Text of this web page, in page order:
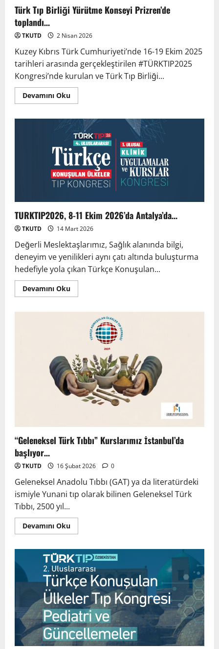
Türk Tıp Birliği Yürütme Konseyi Prizren’de
toplandı…
TKUTD 2 Nisan 2026
Kuzey Kıbrıs Türk Cumhuriyeti’nde 16-19 Ekim 2025
tarihleri arasında gerçekleştirilen #TÜRKTIP2025
Kongresi’nde kurulan ve Türk Tıp Birliği...
Devamını Oku
TURKTIP2026, 8-11 Ekim 2026’da Antalya’da…
TKUTD 14 Mart 2026
Değerli Meslektaşlarımız, Sağlık alanında bilgi,
deneyim ve yenilikleri aynı çatı altında buluşturma
hedefiyle yola çıkan Türkçe Konuşulan...
Devamını Oku
“Geleneksel Türk Tıbbı” Kurslarımız İstanbul’da
başlıyor…
TKUTD 16 Şubat 2026 0
Geleneksel Anadolu Tıbbı (GAT) ya da literatürdeki
ismiyle Yunani tıp olarak bilinen Geleneksel Türk
Tıbbı, 2500 yıl...
Devamını Oku